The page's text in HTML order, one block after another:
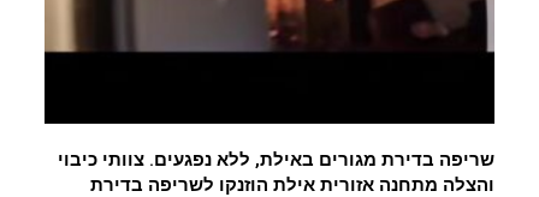
שריפה בדירת מגורים באילת, ללא נפגעים. צוותי כיבוי
והצלה מתחנה אזורית אילת הוזנקו לשריפה בדירת